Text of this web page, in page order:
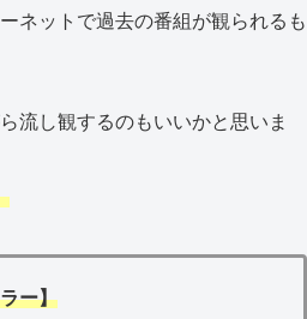
ネットで過去の番組が観られるも
流し観するのもいいかと思いま
ー】